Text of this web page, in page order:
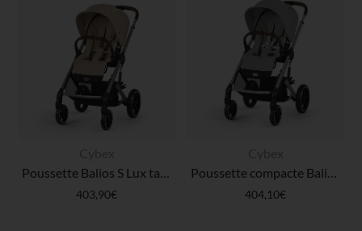
Poussette Balios S Lux taupe/almond beige
403,90€
Poussette compacte Balios S Lux silver/stone grey
404,10€